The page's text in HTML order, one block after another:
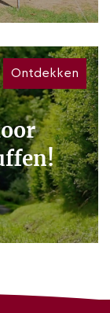
Ontdekken